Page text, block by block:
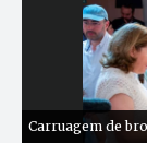
Carruagem de